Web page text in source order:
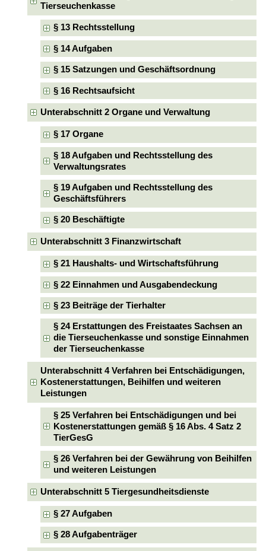
Tierseuchenkasse
§ 13 Rechtsstellung
§ 14 Aufgaben
§ 15 Satzungen und Geschäftsordnung
§ 16 Rechtsaufsicht
Unterabschnitt 2 Organe und Verwaltung
§ 17 Organe
§ 18 Aufgaben und Rechtsstellung des
Verwaltungsrates
§ 19 Aufgaben und Rechtsstellung des
Geschäftsführers
§ 20 Beschäftigte
Unterabschnitt 3 Finanzwirtschaft
§ 21 Haushalts- und Wirtschaftsführung
§ 22 Einnahmen und Ausgabendeckung
§ 23 Beiträge der Tierhalter
§ 24 Erstattungen des Freistaates Sachsen an
die Tierseuchenkasse und sonstige Einnahmen
der Tierseuchenkasse
Unterabschnitt 4 Verfahren bei Entschädigungen,
Kostenerstattungen, Beihilfen und weiteren
Leistungen
§ 25 Verfahren bei Entschädigungen und bei
Kostenerstattungen gemäß § 16 Abs. 4 Satz 2
TierGesG
§ 26 Verfahren bei der Gewährung von Beihilfen
und weiteren Leistungen
Unterabschnitt 5 Tiergesundheitsdienste
§ 27 Aufgaben
§ 28 Aufgabenträger